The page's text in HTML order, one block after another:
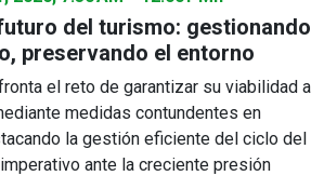
futuro del turismo: gestionando
preservando el entorno
el reto de garantizar su viabilidad a
medidas contundentes en
la gestión eficiente del ciclo del
ante la creciente presión